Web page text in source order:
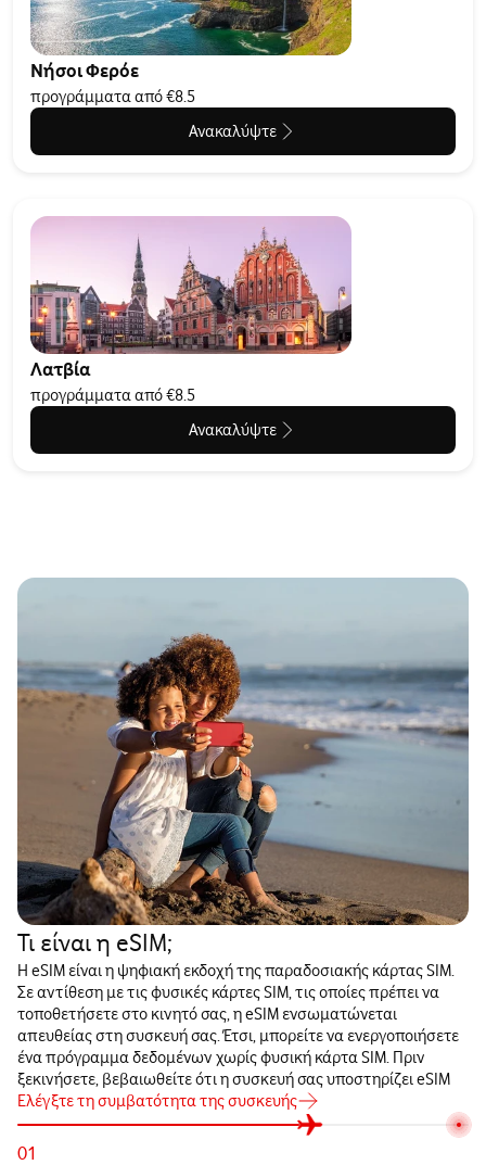
Νήσοι Φερόε
προγράμματα από €8.5
Ανακαλύψτε
Λατβία
προγράμματα από €8.5
Ανακαλύψτε
Τι είναι η eSIM;
Η eSIM είναι η ψηφιακή εκδοχή της παραδοσιακής κάρτας SIM.
Σε αντίθεση με τις φυσικές κάρτες SIM, τις οποίες πρέπει να
τοποθετήσετε στο κινητό σας, η eSIM ενσωματώνεται
απευθείας στη συσκευή σας. Έτσι, μπορείτε να ενεργοποιήσετε
ένα πρόγραμμα δεδομένων χωρίς φυσική κάρτα SIM. Πριν
ξεκινήσετε, βεβαιωθείτε ότι η συσκευή σας υποστηρίζει eSIM
Ελέγξτε τη συμβατότητα της συσκευής
01